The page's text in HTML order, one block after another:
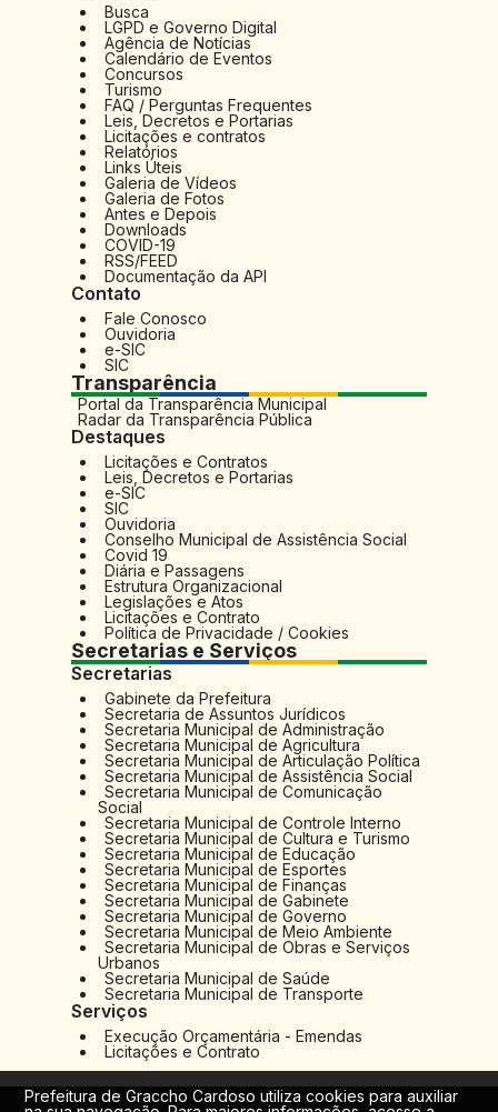
Busca
LGPD e Governo Digital
Agência de Notícias
Calendário de Eventos
Concursos
Turismo
FAQ / Perguntas Frequentes
Leis, Decretos e Portarias
Licitações e contratos
Relatórios
Links Úteis
Galeria de Vídeos
Galeria de Fotos
Antes e Depois
Downloads
COVID-19
RSS/FEED
Documentação da API
Contato
Fale Conosco
Ouvidoria
e-SIC
SIC
Transparência
Portal da Transparência Municipal
Radar da Transparência Pública
Destaques
Licitações e Contratos
Leis, Decretos e Portarias
e-SIC
SIC
Ouvidoria
Conselho Municipal de Assistência Social
Covid 19
Diária e Passagens
Estrutura Organizacional
Legislações e Atos
Licitações e Contrato
Política de Privacidade / Cookies
Secretarias e Serviços
Secretarias
Gabinete da Prefeitura
Secretaria de Assuntos Jurídicos
Secretaria Municipal de Administração
Secretaria Municipal de Agricultura
Secretaria Municipal de Articulação Política
Secretaria Municipal de Assistência Social
Secretaria Municipal de Comunicação
Social
Secretaria Municipal de Controle Interno
Secretaria Municipal de Cultura e Turismo
Secretaria Municipal de Educação
Secretaria Municipal de Esportes
Secretaria Municipal de Finanças
Secretaria Municipal de Gabinete
Secretaria Municipal de Governo
Secretaria Municipal de Meio Ambiente
Secretaria Municipal de Obras e Serviços
Urbanos
Secretaria Municipal de Saúde
Secretaria Municipal de Transporte
Serviços
Execução Orçamentária - Emendas
Licitações e Contrato
Prefeitura de Graccho Cardoso utiliza cookies para auxiliar